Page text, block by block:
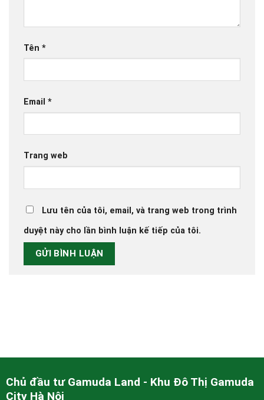
Tên *
Email *
Trang web
Lưu tên của tôi, email, và trang web trong trình
duyệt này cho lần bình luận kế tiếp của tôi.
Chủ đầu tư Gamuda Land - Khu Đô Thị Gamuda
City Hà Nội